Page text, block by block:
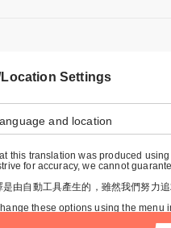
リシー
基づく表示
Settings
and location
this translation was produced
for accuracy, we cannot
是由自動工具產生的，雖然我們努力
these options using the menu